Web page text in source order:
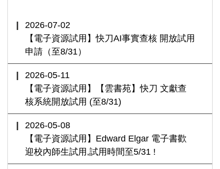
2026-07-02
【電子資源試用】快刀AI事實查核 開放試用
申請（至8/31）
2026-05-11
【電子資源試用】【雲書苑】快刀 文獻查
核系統開放試用 (至8/31)
2026-05-08
【電子資源試用】Edward Elgar 電子書歡
迎校內師生試用,試用時間至5/31 !